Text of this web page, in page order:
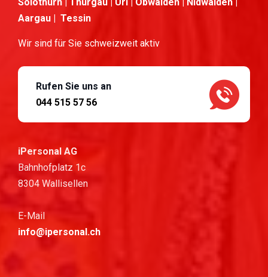
Solothurn | Thurgau | Uri | Obwalden | Nidwalden |
Aargau | Tessin
Wir sind für Sie schweizweit aktiv
Rufen Sie uns an
044 515 57 56
iPersonal AG
Bahnhofplatz 1c
8304 Wallisellen
E-Mail
info@ipersonal.ch